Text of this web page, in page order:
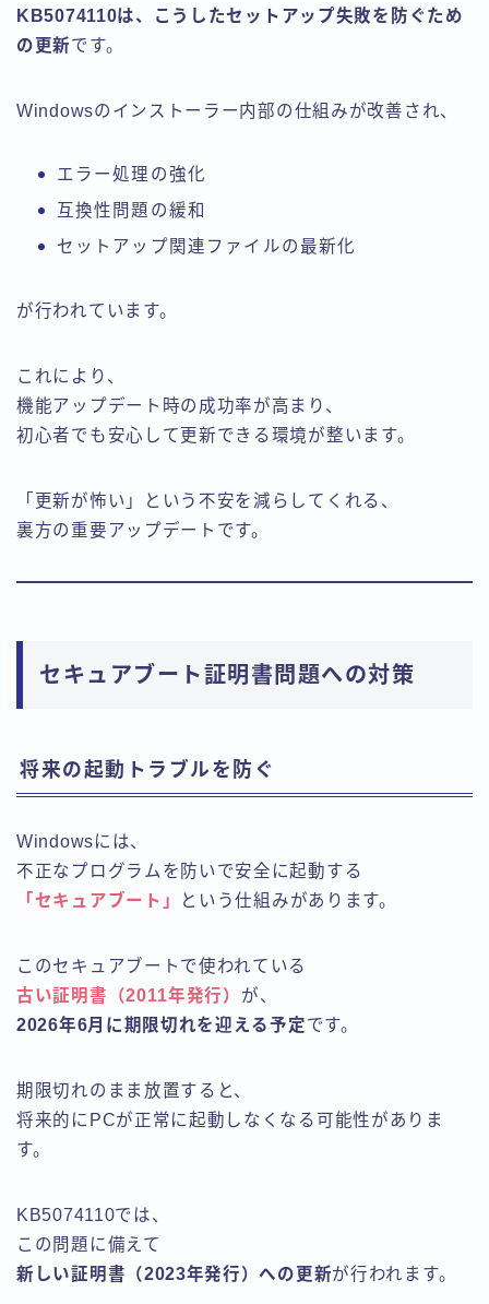
KB5074110は、こうしたセットアップ失敗を防ぐため
の更新です。
Windowsのインストーラー内部の仕組みが改善され、
エラー処理の強化
互換性問題の緩和
セットアップ関連ファイルの最新化
が行われています。
これにより、
機能アップデート時の成功率が高まり、
初心者でも安心して更新できる環境が整います。
「更新が怖い」という不安を減らしてくれる、
裏方の重要アップデートです。
セキュアブート証明書問題への対策
将来の起動トラブルを防ぐ
Windowsには、
不正なプログラムを防いで安全に起動する
「セキュアブート」
という仕組みがあります。
このセキュアブートで使われている
古い証明書（2011年発行） が、
2026年6月に期限切れを迎える予定です。
期限切れのまま放置すると、
将来的にPCが正常に起動しなくなる可能性がありま
す。
KB5074110では、
この問題に備えて
新しい証明書（2023年発行）への更新が行われます。